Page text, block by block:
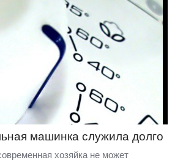
машинка служила долго
хозяйка не может